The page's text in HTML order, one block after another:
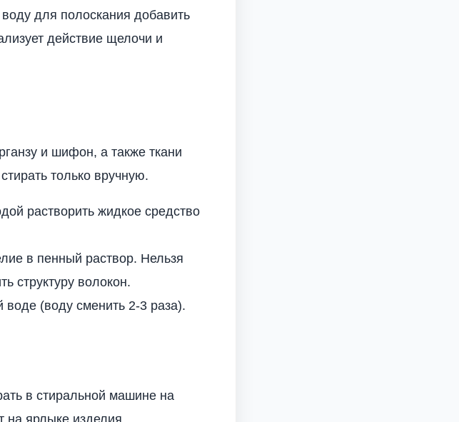
для полоскания добавить
действие щелочи и
и шифон, а также ткани
только вручную.
растворить жидкое средство
в пенный раствор. Нельзя
структуру волокон.
(воду сменить 2-3 раза).
в стиральной машине на